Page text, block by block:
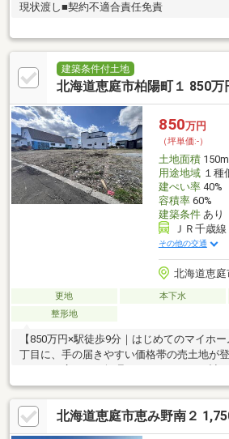
現状渡し■契約不適合責任免責
建築条件付土地
北海道恵庭市柏陽町１ 850万
850万円
（坪単価:-）
土地面積150m
用途地域１種
建ぺい率40%
容積率60%
建築条件あり
ＪＲ千歳
その他の交通
北海道恵庭
更地 本下水
整形地
【850万円×駅徒歩9分｜はじめてのマイホ
丁目に、手の届きやすい価格帯の売土地が
分の立地で通勤・通学も安心。苫小牧エリ
続No.1の大鎮キムラ建設による建築条件付
資金計画までしっかりサポート。省エネ住
豊富な地元企業です。「家は欲しいけど予
北海道恵庭市恵み野南２